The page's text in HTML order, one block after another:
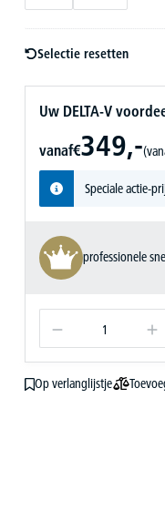
Selectie resetten
Uw DELTA-V
vanaf€349,-
Speciale actie-
professionele
Op verlanglijstje